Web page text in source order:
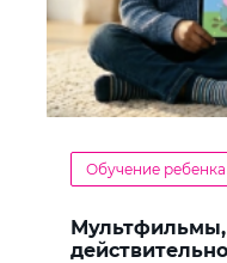
Обучение ребенка